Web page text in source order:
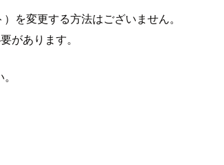
を変更する方法はございません。
があります。